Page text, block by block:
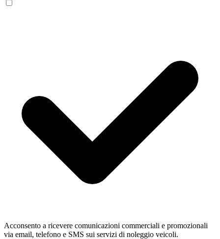
Acconsento a ricevere comunicazioni commerciali e promozionali
via email, telefono e SMS sui servizi di noleggio veicoli.